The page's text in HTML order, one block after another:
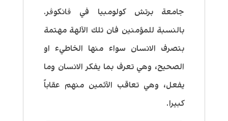
جامعة برتش كولومبيا في ڤانكوڤر.
بالنسبة للمؤمنين فان تلك الآلهة مهتمة
بتصرف الانسان سواء منها الخاطيء او
الصحيح، وهي تعرف بما يفكر الانسان وما
يفعل، وهي تعاقب الآثمين منهم عقاباً
كبيرا.